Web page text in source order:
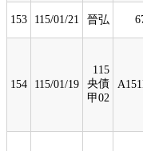
153 115/01/21 晉弘
154 115/01/19
115
央債
甲02